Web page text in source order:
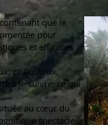
que le
pour
et efficaces
caillouteux,
à le suivre, ce qui
au cœur du
spectacle